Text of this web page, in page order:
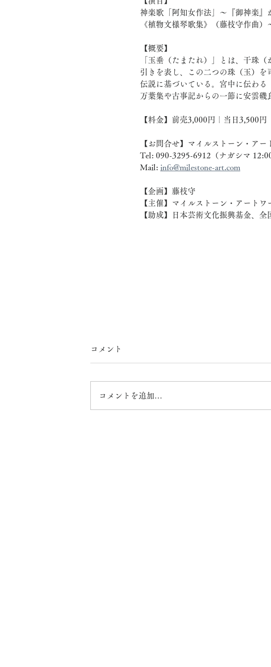
神楽歌「阿知女作法」〜『御神楽』
《植物文様琴歌集》（藤枝守作曲）
【概要】
「玉垂（たまたれ）」とは、干珠
引きを表し、この二つの珠（玉）
伝説に基づいている。宮中に伝わる
万葉集や古事記からの一節に安雲磯
【料金】前売3,000円｜当日3,500円
【お問合せ】マイルストーン・アー
Tel: 090-3295-6912（ナガシマ
Mail: info@milestone-art.com
【企画】藤枝守
【主催】マイルストーン・アートワ
【助成】日本芸術文化振興基金、
コメント
コメントを追加…